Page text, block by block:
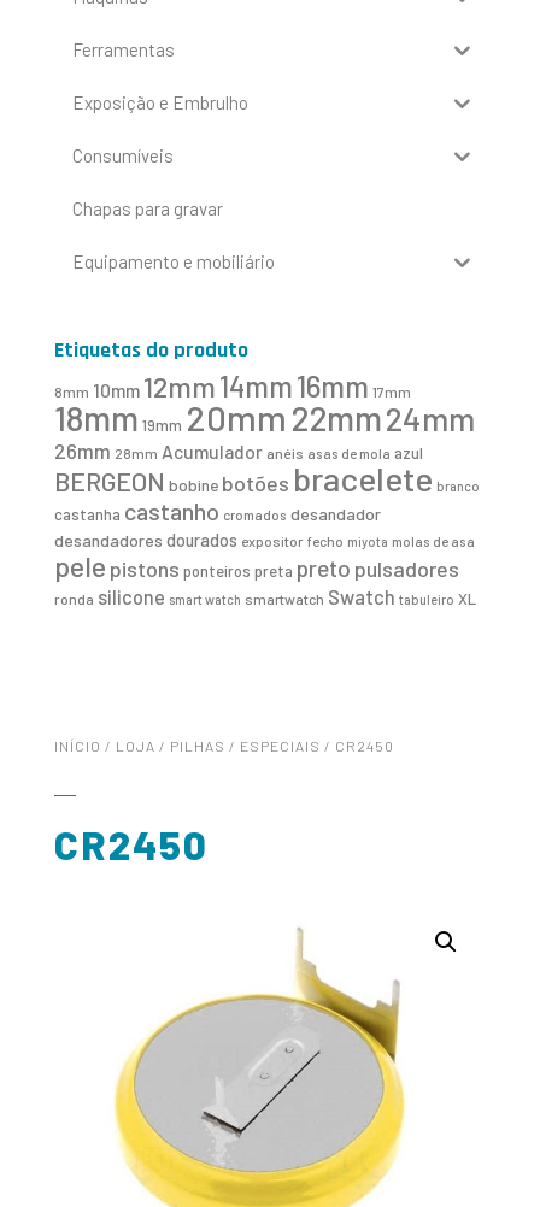
Ferramentas
Exposição e Embrulho
Consumíveis
Chapas para gravar
Equipamento e mobiliário
Etiquetas do produto
8mm 10mm 12mm14mm16mm 17mm
18mm 19mm 20mm 22mm24mm
26mm 28mm Acumulador anéis asas de mola azul
BERGEON bobine botões bracelete branco
castanha castanho cromados desandador
desandadores dourados expositor fecho miyota molas de asa
pele pistons ponteiros preta preto pulsadores
ronda silicone smart watch smartwatch Swatch tabuleiro XL
INÍCIO / LOJA / PILHAS / ESPECIAIS / CR2450
CR2450